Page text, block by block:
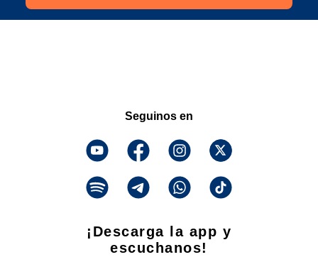
Seguinos en
¡Descarga la app y
escuchanos!